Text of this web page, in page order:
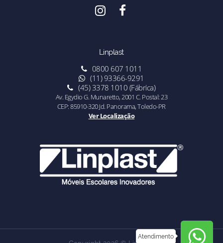
Linplast
0800 607 1011
(11) 93366-9291
(45) 3378 1010 (Fábrica)
Av. Egydio G. Munaretto, 2001 C. Postal: 23
CEP: 85910-320 Jd. Panorama, Toledo-PR
Ver Localização
Atendimento